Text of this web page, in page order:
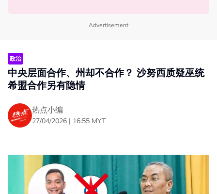
Advertisement
政治
中央层面合作、州却不合作？ 沙努西质疑巫统
希盟合作另有隐情
热点小编
27/04/2026 | 16:55 MYT